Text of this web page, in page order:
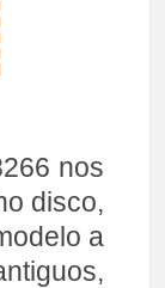
nos
disco,
a